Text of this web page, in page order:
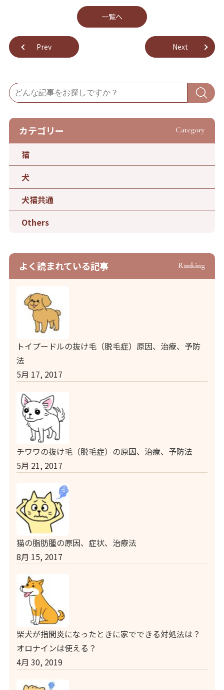
Prev
⼀覧へ
Next
カテゴリー Category
猫
犬
犬猫共通
Others
よく読まれている記事 Ranking
トイプードルの抜け毛（脱毛症）原因、治療、予防
法
5月 17, 2017
チワワの抜け毛（脱毛症）の原因、治療、予防法
5月 21, 2017
猫の脂肪腫の原因、症状、治療法
8月 15, 2017
柴犬が指間炎になったときに家でできる対処法は？
オロナインは使える？
4月 30, 2019